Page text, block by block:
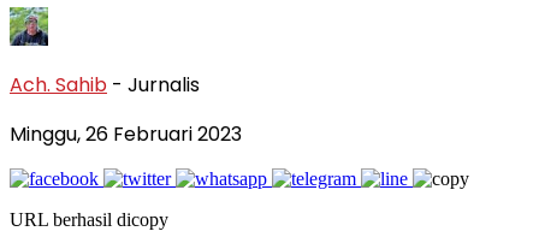
Ach. Sahib - Jurnalis
Minggu, 26 Februari 2023
URL berhasil dicopy